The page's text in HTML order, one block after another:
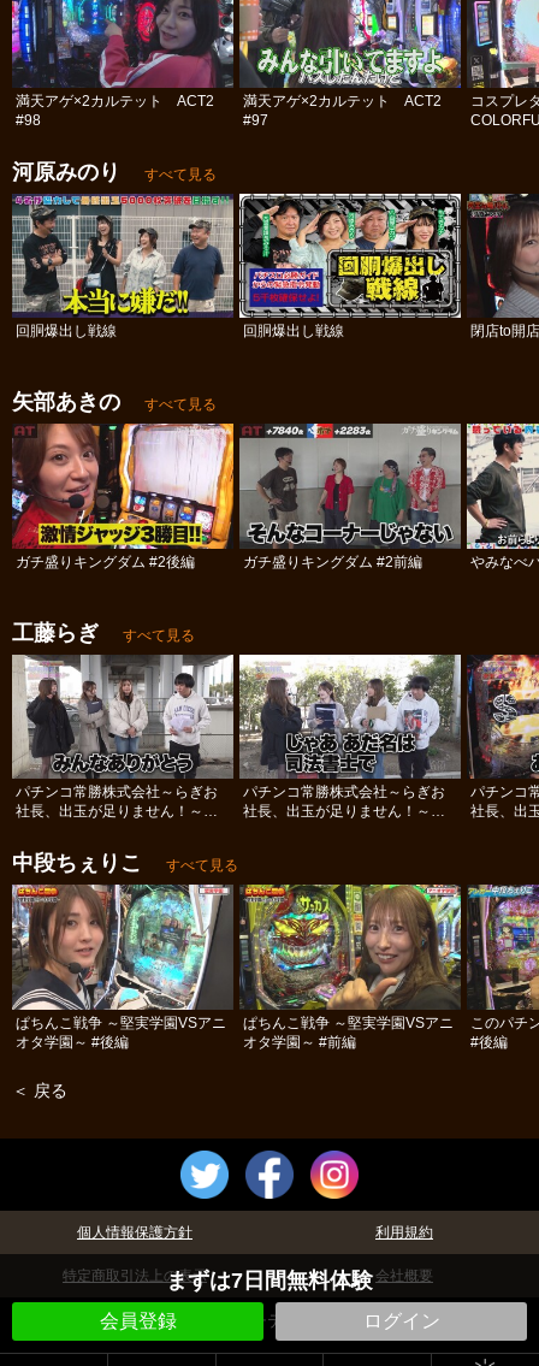
まずは7日間無料体験
会員登録 ログイン
満天アゲ×2カルテット ACT2
#98
満天アゲ×2カルテット ACT2
#97
コスプレ
河原みのり すべて見る
回胴爆出し戦線 回胴爆出し戦線 閉店to開
矢部あきの すべて見る
ガチ盛りキングダム #2後編 ガチ盛りキングダム #2前編 やみなべ
工藤らぎ すべて見る
パチンコ常勝株式会社～らぎお
社長、出玉が足りません！～
パチンコ常勝株式会社～らぎお
社長、出玉が足りません！～
パチンコ
社長、出
中段ちぇりこ すべて見る
ぱちんこ戦争 ～堅実学園VSアニ
オタ学園～ #後編
ぱちんこ戦争 ～堅実学園VSアニ
オタ学園～ #前編
このパチ
#後編
＜ 戻る
個人情報保護方針 利用規約
特定商取引法上の表示 会社概要
©パチテレ！